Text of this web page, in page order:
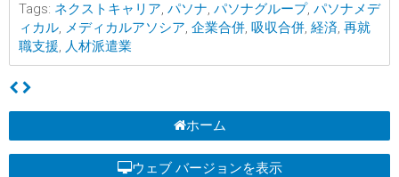
Tags: ネクストキャリア, パソナ, パソナグループ, パソナメデ
ィカル, メディカルアソシア, 企業合併, 吸収合併, 経済, 再就
職支援, 人材派遣業
ホーム
ウェブ バージョンを表示